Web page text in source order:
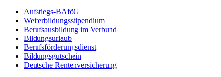
Aufstiegs-BAföG
Weiterbildungsstipendium
Berufsausbildung im Verbund
Bildungsurlaub
Berufsförderungsdienst
Bildungsgutschein
Deutsche Rentenversicherung